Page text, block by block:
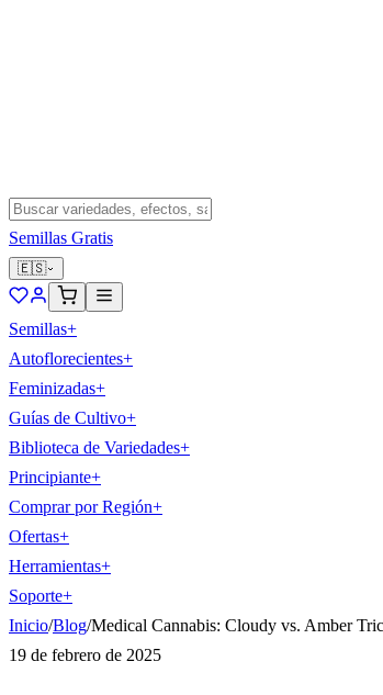
Semillas Gratis
🇪🇸
Semillas+
Autoflorecientes+
Feminizadas+
Guías de Cultivo+
Biblioteca de Variedades+
Principiante+
Comprar por Región+
Ofertas+
Herramientas+
Soporte+
Inicio/Blog/Medical Cannabis: Cloudy vs. Amber
19 de febrero de 2025